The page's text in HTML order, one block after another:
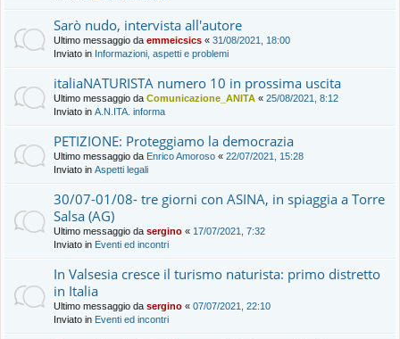
Sarò nudo, intervista all'autore
Ultimo messaggio da emmeicsics « 31/08/2021, 18:00
Inviato in Informazioni, aspetti e problemi
italiaNATURISTA numero 10 in prossima uscita
Ultimo messaggio da Comunicazione_ANITA « 25/08/2021, 8:12
Inviato in A.N.ITA. informa
PETIZIONE: Proteggiamo la democrazia
Ultimo messaggio da Enrico Amoroso « 22/07/2021, 15:28
Inviato in Aspetti legali
30/07-01/08- tre giorni con ASINA, in spiaggia a Torre
Salsa (AG)
Ultimo messaggio da sergino « 17/07/2021, 7:32
Inviato in Eventi ed incontri
In Valsesia cresce il turismo naturista: primo distretto
in Italia
Ultimo messaggio da sergino « 07/07/2021, 22:10
Inviato in Eventi ed incontri